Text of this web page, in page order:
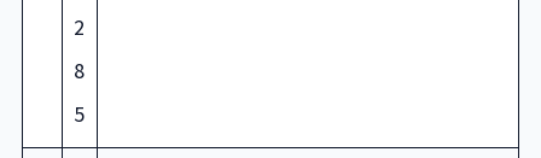
2
8
5